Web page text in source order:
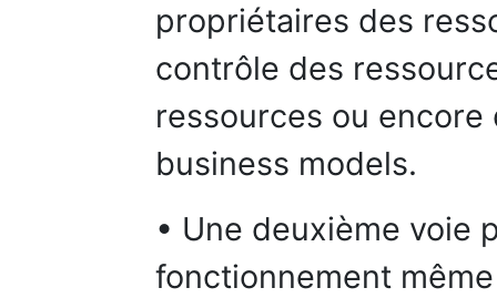
propriétaires des
contrôle des
ressources ou
business models.
• Une deuxième voie
fonctionnement